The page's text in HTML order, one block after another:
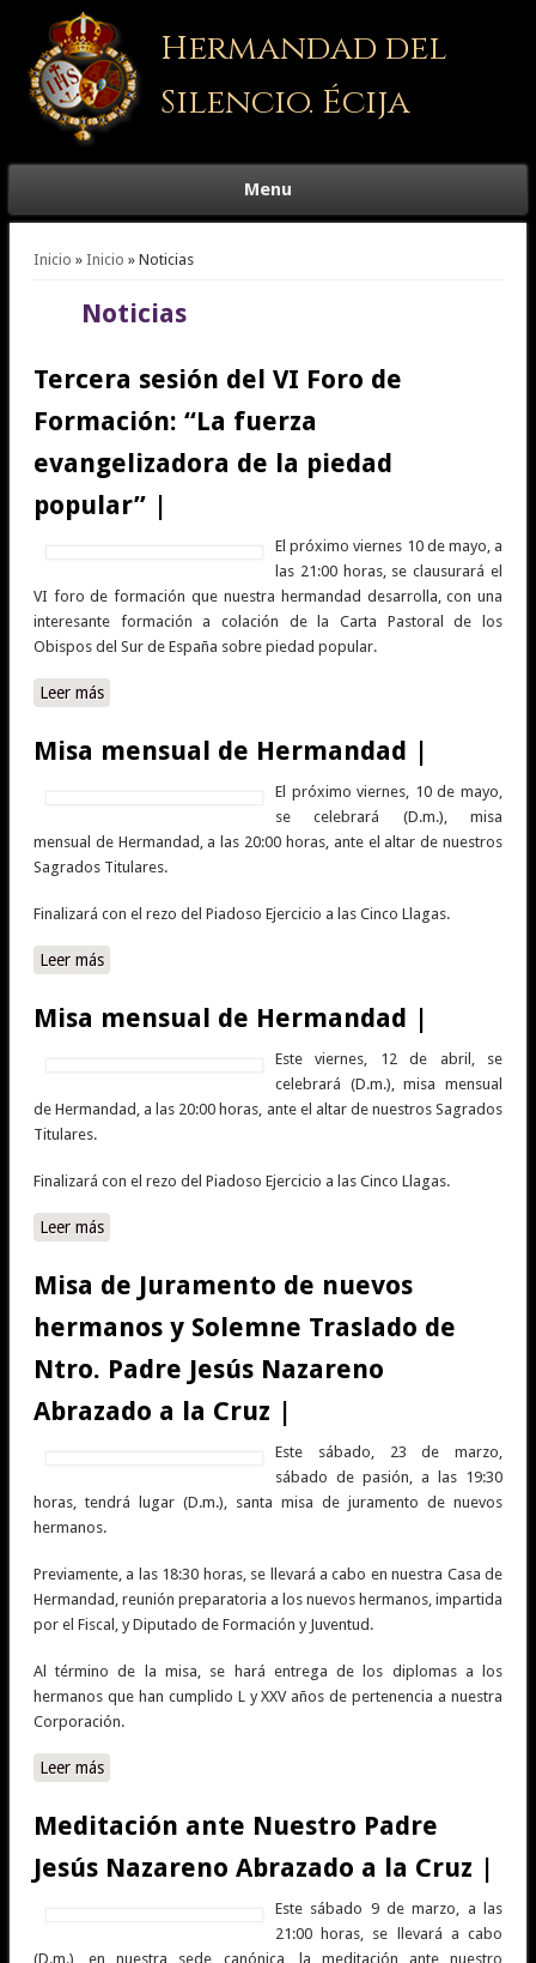
Hermandad del
Silencio. Écija
Menu
Se encuentra usted aquí
Inicio » Inicio » Noticias
Noticias
Tercera sesión del VI Foro de
Formación: “La fuerza
evangelizadora de la piedad
popular” |
El próximo viernes 10 de mayo, a
las 21:00 horas, se clausurará el
VI foro de formación que nuestra hermandad desarrolla, con una
interesante formación a colación de la Carta Pastoral de los
Obispos del Sur de España sobre piedad popular.
Leer mássobre Tercera sesión del VI Foro de Formación: “La fuerza
Misa mensual de Hermandad |
El próximo viernes, 10 de mayo,
se celebrará (D.m.), misa
mensual de Hermandad, a las 20:00 horas, ante el altar de nuestros
Sagrados Titulares.
Finalizará con el rezo del Piadoso Ejercicio a las Cinco Llagas.
Leer mássobre Misa mensual de Hermandad |
Misa mensual de Hermandad |
Este viernes, 12 de abril, se
celebrará (D.m.), misa mensual
de Hermandad, a las 20:00 horas, ante el altar de nuestros Sagrados
Titulares.
Finalizará con el rezo del Piadoso Ejercicio a las Cinco Llagas.
Leer mássobre Misa mensual de Hermandad |
Misa de Juramento de nuevos
hermanos y Solemne Traslado de
Ntro. Padre Jesús Nazareno
Abrazado a la Cruz |
Este sábado, 23 de marzo,
sábado de pasión, a las 19:30
horas, tendrá lugar (D.m.), santa misa de juramento de nuevos
hermanos.
Previamente, a las 18:30 horas, se llevará a cabo en nuestra Casa de
Hermandad, reunión preparatoria a los nuevos hermanos, impartida
por el Fiscal, y Diputado de Formación y Juventud.
Al término de la misa, se hará entrega de los diplomas a los
hermanos que han cumplido L y XXV años de pertenencia a nuestra
Corporación.
Leer mássobre Misa de Juramento de nuevos hermanos y Solemne
Cruz |
Meditación ante Nuestro Padre
Jesús Nazareno Abrazado a la Cruz |
Este sábado 9 de marzo, a las
21:00 horas, se llevará a cabo
(D.m.), en nuestra sede canónica, la meditación ante nuestro